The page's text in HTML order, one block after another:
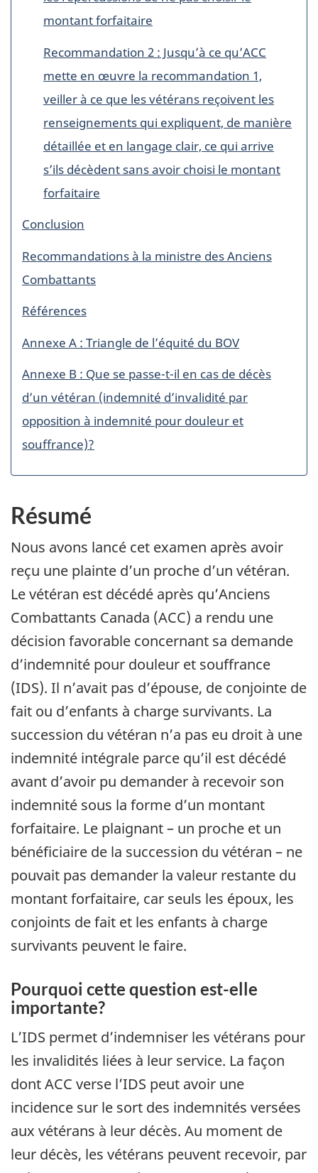
montant forfaitaire
Recommandation 2 : Jusqu’à ce qu’ACC
mette en œuvre la recommandation 1,
veiller à ce que les vétérans reçoivent les
renseignements qui expliquent, de manière
détaillée et en langage clair, ce qui arrive
s’ils décèdent sans avoir choisi le montant
forfaitaire
Conclusion
Recommandations à la ministre des Anciens
Combattants
Références
Annexe A : Triangle de l’équité du BOV
Annexe B : Que se passe-t-il en cas de décès
d’un vétéran (indemnité d’invalidité par
opposition à indemnité pour douleur et
souffrance)?
Résumé
Nous avons lancé cet examen après avoir
reçu une plainte d’un proche d’un vétéran.
Le vétéran est décédé après qu’Anciens
Combattants Canada (ACC) a rendu une
décision favorable concernant sa demande
d’indemnité pour douleur et souffrance
(IDS). Il n’avait pas d’épouse, de conjointe de
fait ou d’enfants à charge survivants. La
succession du vétéran n’a pas eu droit à une
indemnité intégrale parce qu’il est décédé
avant d’avoir pu demander à recevoir son
indemnité sous la forme d’un montant
forfaitaire. Le plaignant – un proche et un
bénéficiaire de la succession du vétéran – ne
pouvait pas demander la valeur restante du
montant forfaitaire, car seuls les époux, les
conjoints de fait et les enfants à charge
survivants peuvent le faire.
Pourquoi cette question est-elle
importante?
L’IDS permet d’indemniser les vétérans pour
les invalidités liées à leur service. La façon
dont ACC verse l’IDS peut avoir une
incidence sur le sort des indemnités versées
aux vétérans à leur décès. Au moment de
leur décès, les vétérans peuvent recevoir, par